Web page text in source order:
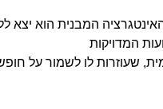
המבנית הוא יצא ללא
לו לשמור על חופש